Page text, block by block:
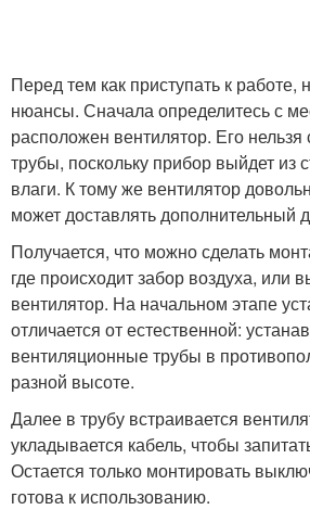
Перед тем как приступать к работе,
нюансы. Сначала определитесь с
расположен вентилятор. Его нельзя
трубы, поскольку прибор выйдет из
влаги. К тому же вентилятор
может доставлять дополнительный
Получается, что можно сделать
где происходит забор воздуха, или
вентилятор. На начальном этапе
отличается от естественной:
вентиляционные трубы в
разной высоте.
Далее в трубу встраивается
укладывается кабель, чтобы
Остается только монтировать
готова к использованию.